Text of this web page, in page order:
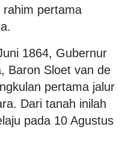
rahim pertama
1864, Gubernur
Baron Sloet van de
pertama jalur
Dari tanah inilah
pada 10 Agustus